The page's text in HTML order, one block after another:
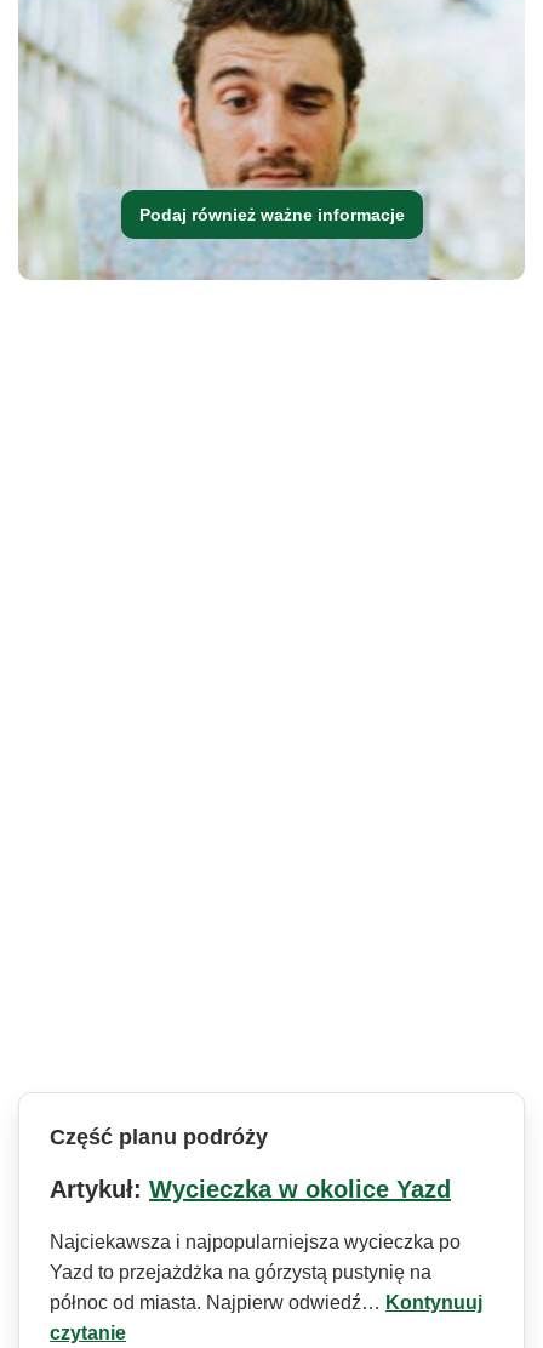
Podaj również ważne informacje
Część planu podróży
Artykuł: Wycieczka w okolice Yazd
Najciekawsza i najpopularniejsza wycieczka po
Yazd to przejażdżka na górzystą pustynię na
północ od miasta. Najpierw odwiedź… Kontynuuj
czytanie